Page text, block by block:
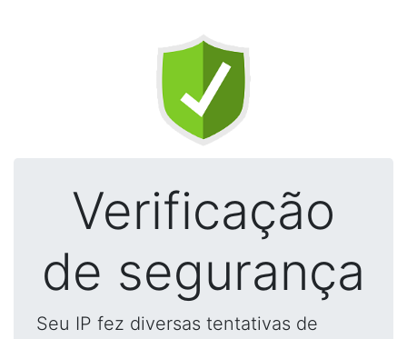
Verificação
de segurança
Seu IP fez diversas tentativas de